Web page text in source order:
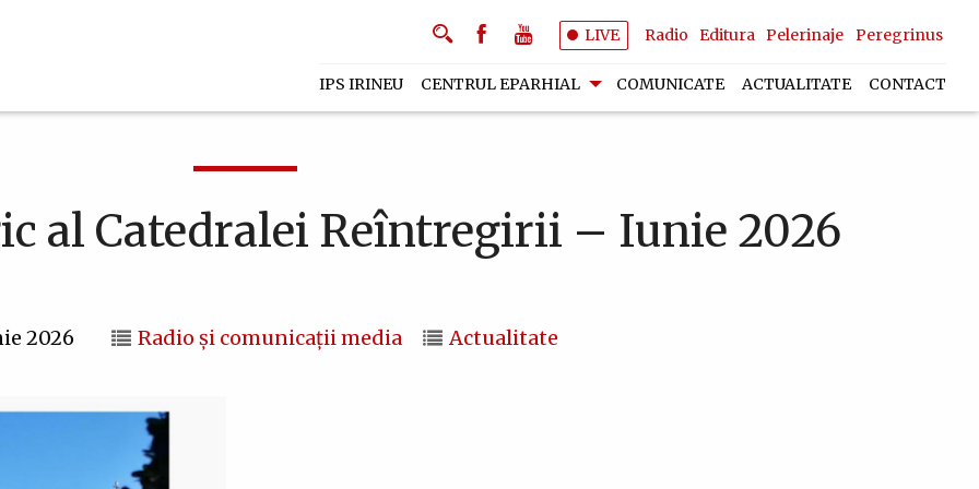
LIVE Radio Editura Pelerinaje Peregrinus
IPS IRINEU CENTRUL EPARHIAL COMUNICATE ACTUALITATE CONTACT
al Catedralei Reîntregirii – Iunie 2026
2026 Radio și comunicații media Actualitate